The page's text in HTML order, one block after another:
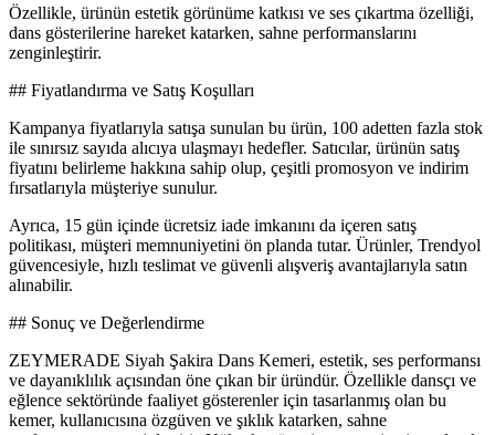
Özellikle, ürünün estetik görünüme katkısı ve ses çıkartma özelliği,
dans gösterilerine hareket katarken, sahne performanslarını
zenginleştirir.
## Fiyatlandırma ve Satış Koşulları
Kampanya fiyatlarıyla satışa sunulan bu ürün, 100 adetten fazla stok
ile sınırsız sayıda alıcıya ulaşmayı hedefler. Satıcılar, ürünün satış
fiyatını belirleme hakkına sahip olup, çeşitli promosyon ve indirim
fırsatlarıyla müşteriye sunulur.
Ayrıca, 15 gün içinde ücretsiz iade imkanını da içeren satış
politikası, müşteri memnuniyetini ön planda tutar. Ürünler, Trendyol
güvencesiyle, hızlı teslimat ve güvenli alışveriş avantajlarıyla satın
alınabilir.
## Sonuç ve Değerlendirme
ZEYMERADE Siyah Şakira Dans Kemeri, estetik, ses performansı
ve dayanıklılık açısından öne çıkan bir üründür. Özellikle dansçı ve
eğlence sektöründe faaliyet gösterenler için tasarlanmış olan bu
kemer, kullanıcısına özgüven ve şıklık katarken, sahne